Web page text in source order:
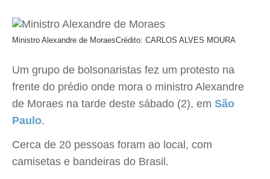
Ministro Alexandre de MoraesCrédito: CARLOS ALVES MOURA
Um grupo de bolsonaristas fez um protesto na
frente do prédio onde mora o ministro Alexandre
de Moraes na tarde deste sábado (2), em São
Paulo.
Cerca de 20 pessoas foram ao local, com
camisetas e bandeiras do Brasil.